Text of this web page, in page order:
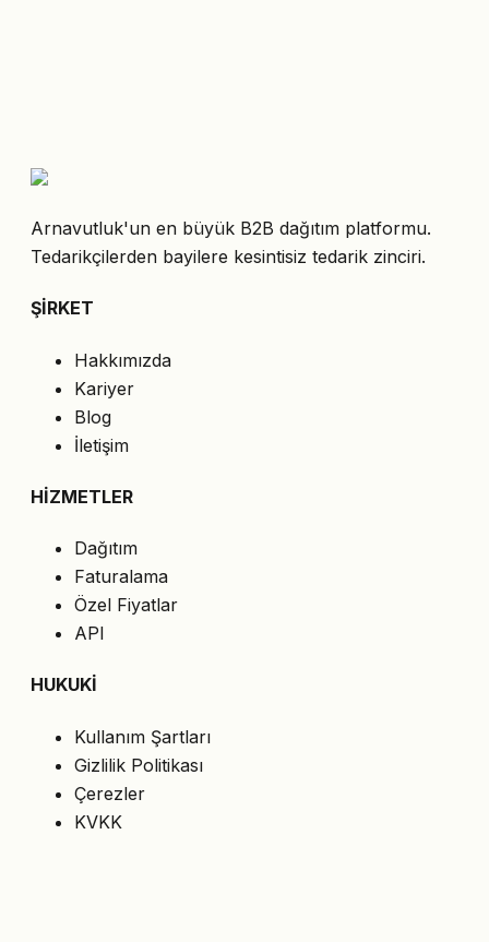
Arnavutluk'un en büyük B2B dağıtım platformu.
Tedarikçilerden bayilere kesintisiz tedarik zinciri.
ŞİRKET
Hakkımızda
Kariyer
Blog
İletişim
HİZMETLER
Dağıtım
Faturalama
Özel Fiyatlar
API
HUKUKİ
Kullanım Şartları
Gizlilik Politikası
Çerezler
KVKK